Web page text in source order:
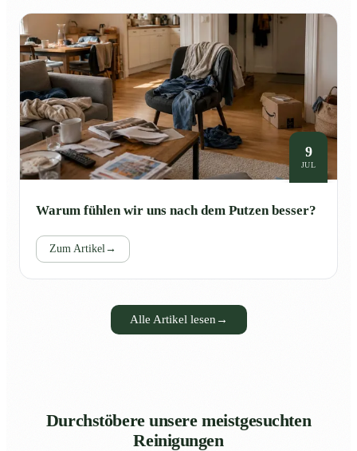
9
JUL
Warum fühlen wir uns nach dem Putzen besser?
Zum Artikel →
Alle Artikel lesen →
Durchstöbere unsere meistgesuchten
Reinigungen